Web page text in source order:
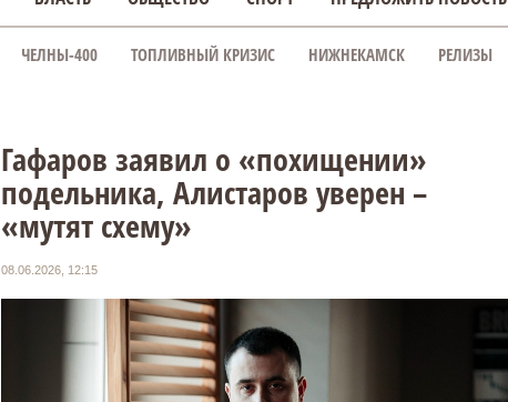
ЧЕЛНЫ-400 ТОПЛИВНЫЙ КРИЗИС НИЖНЕКАМСК РЕЛИЗЫ
Гафаров заявил о «похищении»
подельника, Алистаров уверен –
«мутят схему»
08.06.2026, 12:15